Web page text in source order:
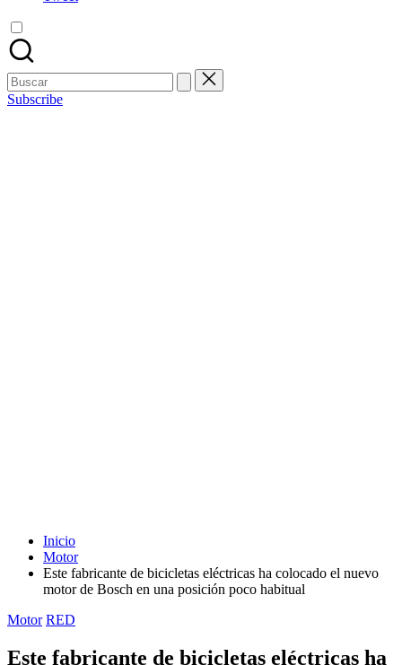
Buscar:
Subscribe
Inicio
Motor
Este fabricante de bicicletas eléctricas ha colocado el nuevo
motor de Bosch en una posición poco habitual
Publicada
Motor RED
Este fabricante de bicicletas eléctricas ha